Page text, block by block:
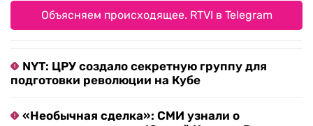
Объясняем происходящее. RTVI в Telegram
NYT: ЦРУ создало секретную группу для
подготовки революции на Кубе
«Необычная сделка»: СМИ узнали о